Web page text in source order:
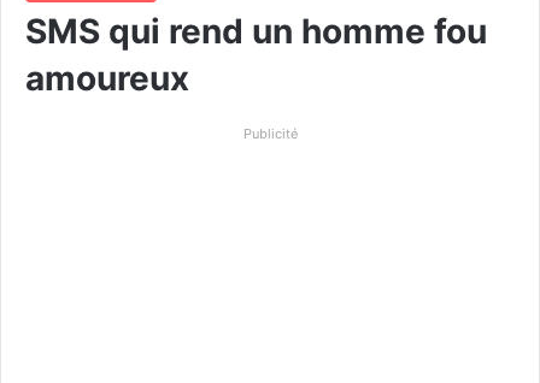
SMS qui rend un homme fou
amoureux
Publicité